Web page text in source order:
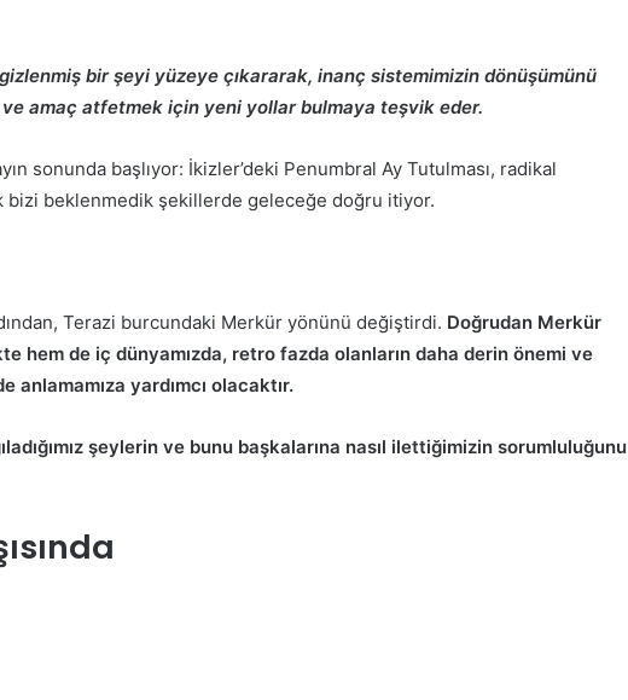
bir şeyi yüzeye çıkararak, inanç sistemimizin dönüşümünü
ve amaç atfetmek için yeni yollar bulmaya teşvik eder.
sonunda başlıyor: İkizler’deki Penumbral Ay Tutulması, radikal
bizi beklenmedik şekillerde geleceğe doğru itiyor.
Terazi burcundaki Merkür yönünü değiştirdi. Doğrudan Merkür
hem de iç dünyamızda, retro fazda olanların daha derin önemi ve
anlamamıza yardımcı olacaktır.
şeylerin ve bunu başkalarına nasıl ilettiğimizin sorumluluğunu